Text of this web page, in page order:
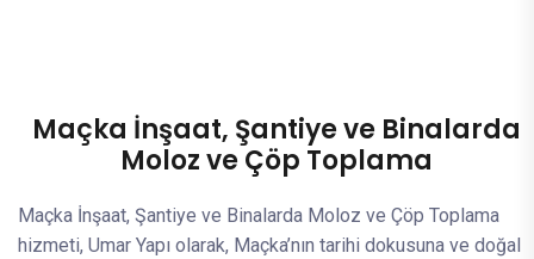
Maçka İnşaat, Şantiye ve Binalarda
Moloz ve Çöp Toplama
Maçka İnşaat, Şantiye ve Binalarda Moloz ve Çöp Toplama
hizmeti, Umar Yapı olarak, Maçka’nın tarihi dokusuna ve doğal